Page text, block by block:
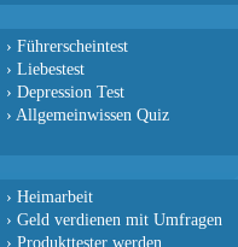
› Führerscheintest
› Liebestest
› Depression Test
› Allgemeinwissen Quiz
› Heimarbeit
› Geld verdienen mit Umfragen
› Produkttester werden